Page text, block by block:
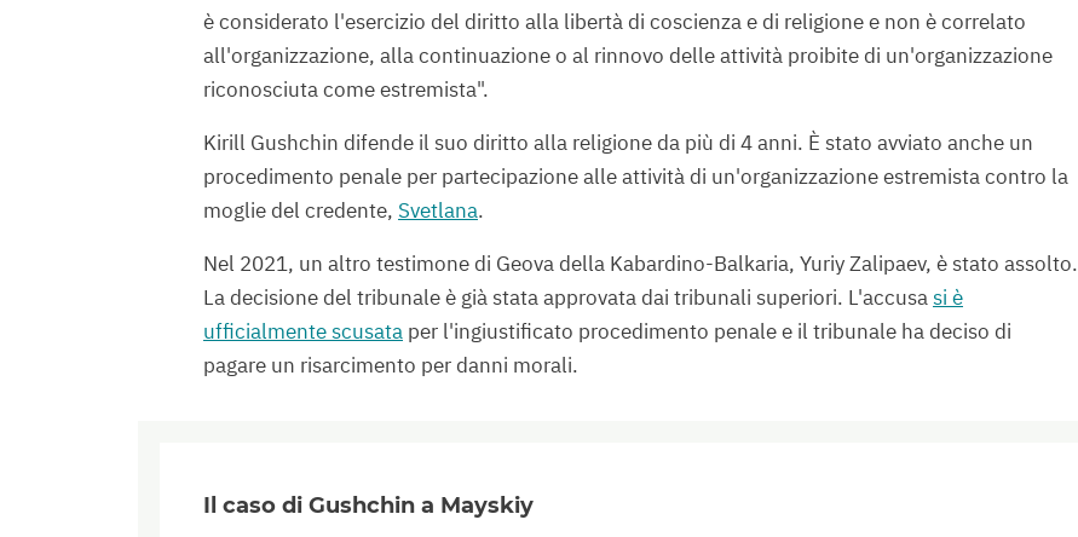
è considerato l'esercizio del diritto alla libertà di coscienza e di religione e non è correlato
all'organizzazione, alla continuazione o al rinnovo delle attività proibite di un'organizzazione
riconosciuta come estremista".
Kirill Gushchin difende il suo diritto alla religione da più di 4 anni. È stato avviato anche un
procedimento penale per partecipazione alle attività di un'organizzazione estremista contro la
moglie del credente, Svetlana.
Nel 2021, un altro testimone di Geova della Kabardino-Balkaria, Yuriy Zalipaev, è stato assolto.
La decisione del tribunale è già stata approvata dai tribunali superiori. L'accusasi è
ufficialmente scusata per l'ingiustificato procedimento penale e il tribunale ha deciso di
pagare un risarcimento per danni morali.
Il caso di Gushchin a Mayskiy